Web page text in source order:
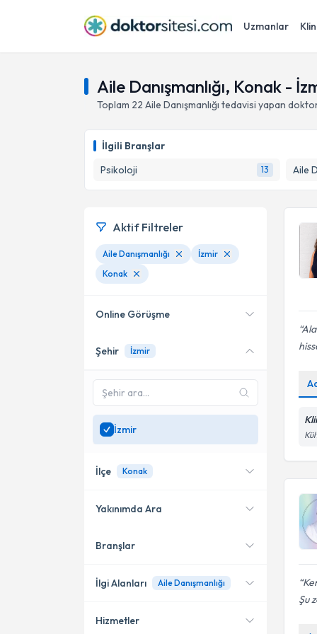
Uzmanlar
Aile Danışmanlığı, Konak -
Toplam 22 Aile Danışmanlığı tedavisi yapan
İlgili Branşlar
Psikoloji
13 Aile
Şu
Aktif Filtreler
Aile Danışmanlığı
İzmir
Konak
Online Görüşme
Online danışmanlık sunan
Sadeceİzmir
uzman ara
Şehir İzmir
İzmir
İlçe Konak
Karşıyaka
Konak
Yakınımda Ara
Konumuma yakın uzmanları
Branşlar
Psikoloji
İlgi Alanları Aile Danışmanlığı
Hizmetler